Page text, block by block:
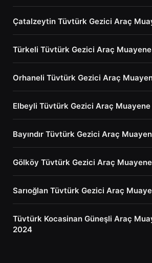
Çatalzeytin Tüvtürk Gezici Araç
Türkeli Tüvtürk Gezici Araç
Orhaneli Tüvtürk Gezici Araç
Elbeyli Tüvtürk Gezici Araç
Bayındır Tüvtürk Gezici Araç
Gölköy Tüvtürk Gezici Araç
Sarıoğlan Tüvtürk Gezici Araç
Tüvtürk Kocasinan Güneşli Araç
2024